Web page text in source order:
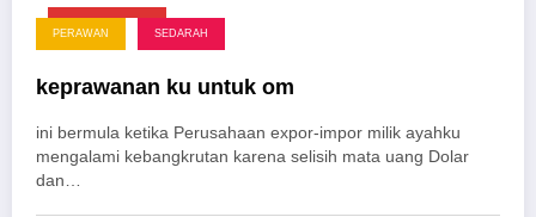
Maret 29, 2025
PERAWAN SEDARAH
keprawanan ku untuk om
ini bermula ketika Perusahaan expor-impor milik ayahku
mengalami kebangkrutan karena selisih mata uang Dolar
dan…